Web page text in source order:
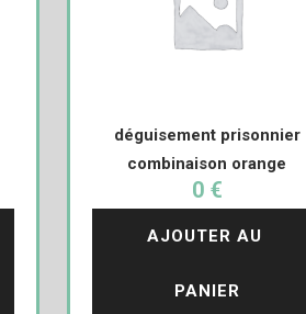
déguisement prisonnier
combinaison orange
0 €
AJOUTER AU
PANIER